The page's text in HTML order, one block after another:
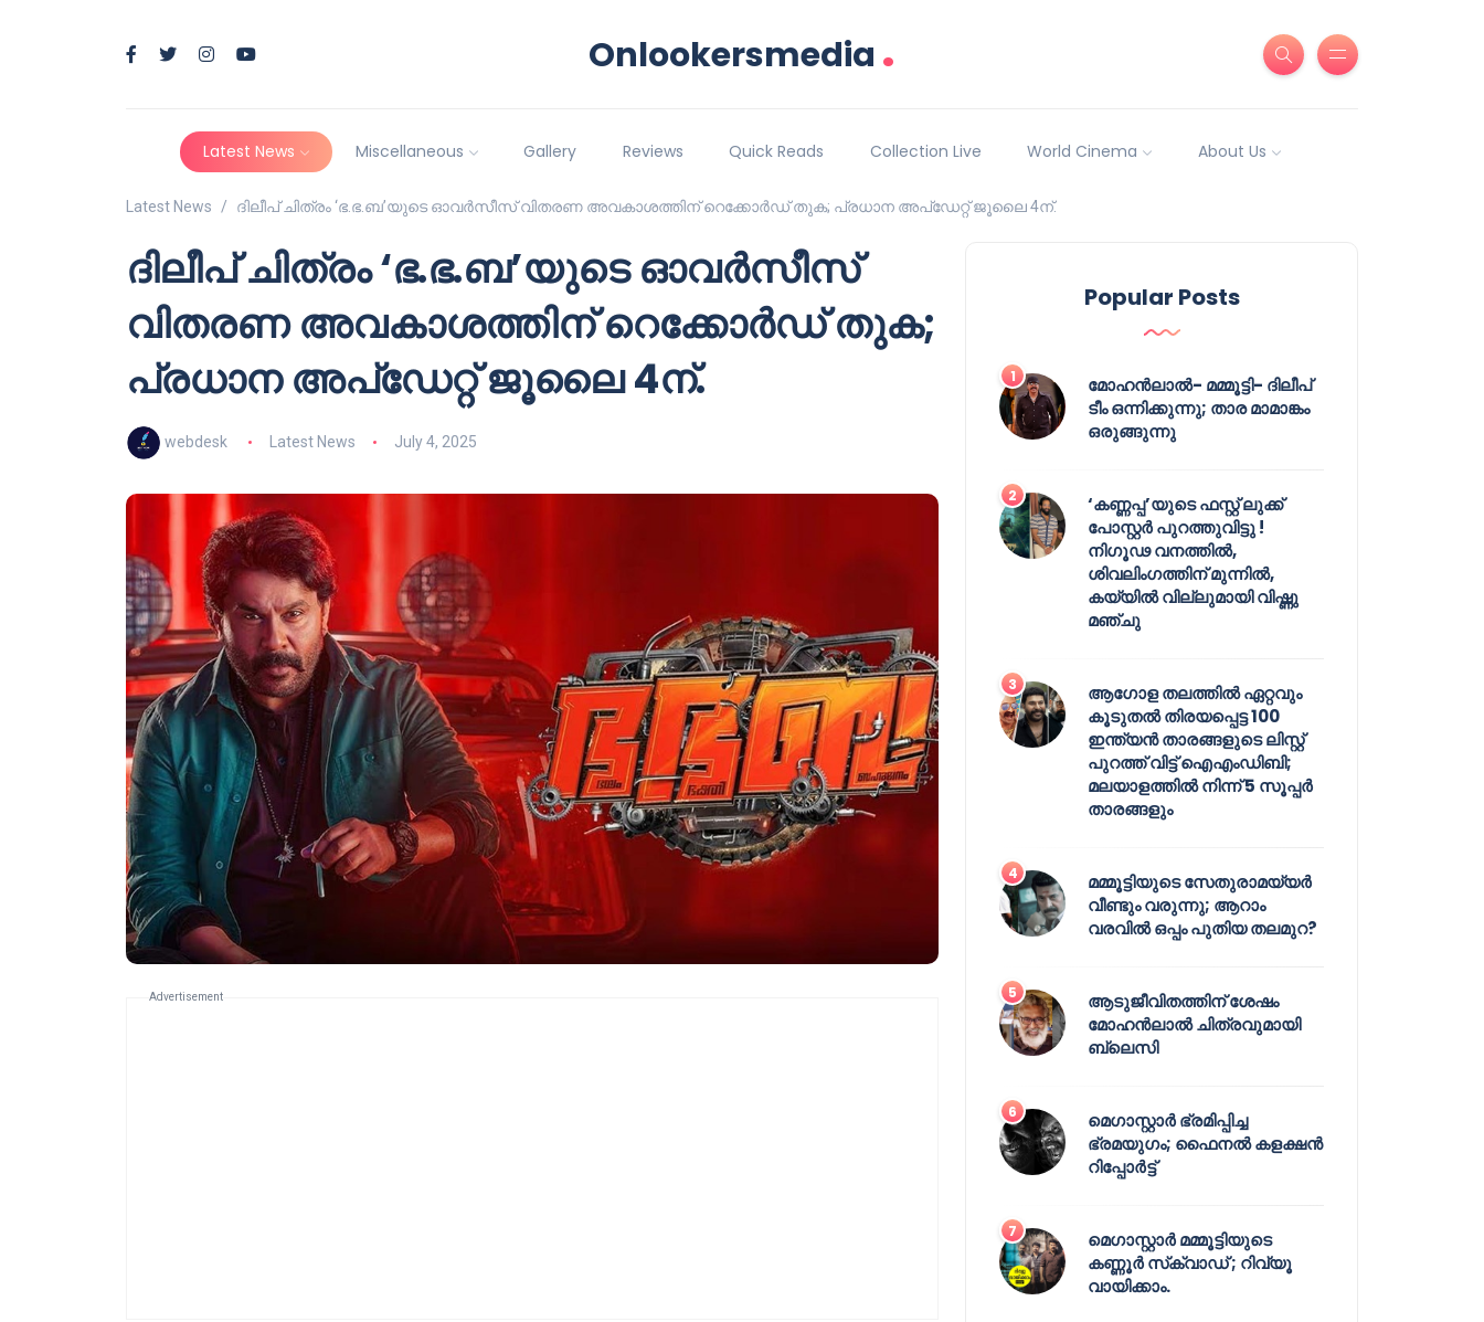
Onlookersmedia .
Latest News Miscellaneous Gallery Reviews Quick Reads Collection Live World Cinema About Us
Latest News ദിലീപ് ചിത്രം ‘ഭ.ഭ.ബ’യുടെ ഓവർസീസ് വിതരണ അവകാശത്തിന് റെക്കോർഡ് തുക; പ്രധാന അപ്‌ഡേറ്റ് ജൂലൈ 4ന്.
ദിലീപ് ചിത്രം ‘ഭ.ഭ.ബ’യുടെ ഓവർസീസ്
വിതരണ അവകാശത്തിന് റെക്കോർഡ് തുക;
പ്രധാന അപ്‌ഡേറ്റ് ജൂലൈ 4ന്.
webdesk Latest News July 4, 2025
Advertisement
Popular Posts
മോഹൻലാൽ- മമ്മൂട്ടി- ദിലീപ്
ടീം ഒന്നിക്കുന്നു; താര മാമാങ്കം
ഒരുങ്ങുന്നു
‘കണ്ണപ്പ’യുടെ ഫസ്റ്റ് ലുക്ക്
പോസ്റ്റർ പുറത്തുവിട്ടു !
നിഗൂഢ വനത്തിൽ,
ശിവലിംഗത്തിന് മുന്നിൽ,
കയ്യിൽ വില്ലുമായി വിഷ്ണു
മഞ്ചു
ആഗോള തലത്തിൽ ഏറ്റവും
കൂടുതൽ തിരയപ്പെട്ട 100
ഇന്ത്യൻ താരങ്ങളുടെ ലിസ്റ്റ്
പുറത്ത് വിട്ട് ഐഎംഡിബി;
മലയാളത്തിൽ നിന്ന് 5 സൂപ്പർ
താരങ്ങളും
മമ്മൂട്ടിയുടെ സേതുരാമയ്യർ
വീണ്ടും വരുന്നു; ആറാം
വരവിൽ ഒപ്പം പുതിയ തലമുറ?
ആടുജീവിതത്തിന് ശേഷം
മോഹൻലാൽ ചിത്രവുമായി
ബ്ലെസി
മെഗാസ്റ്റാർ ഭ്രമിപ്പിച്ച
ഭ്രമയുഗം; ഫൈനൽ കളക്ഷൻ
റിപ്പോർട്ട്
മെഗാസ്റ്റാർ മമ്മൂട്ടിയുടെ
കണ്ണൂർ സ്‌ക്വാഡ് ; റിവ്യൂ
വായിക്കാം.